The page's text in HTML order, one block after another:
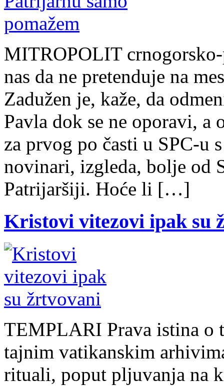
MITROPOLIT
nas da ne pretenduje na
Zadužen je, kaže, da
Pavla dok se ne oporavi, a
za prvog po časti u SPC-u
novinari, izgleda, bolje od
Patrijaršiji. Hoće li […]
Kristovi vitezovi ipak su
TEMPLARI Prava istina o
tajnim vatikanskim
rituali, poput pljuvanja na